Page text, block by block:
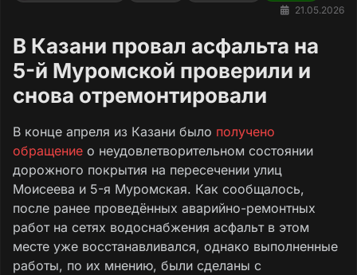
21.05.2026
В Казани провал асфальта на
5-й Муромской проверили и
снова отремонтировали
В конце апреля из Казани было получено
обращение о неудовлетворительном состоянии
дорожного покрытия на пересечении улиц
Моисеева и 5-я Муромская. Как сообщалось,
после ранее проведённых аварийно-ремонтных
работ на сетях водоснабжения асфальт в этом
месте уже восстанавливался, однако выполненные
работы, по их мнению, были сделаны с